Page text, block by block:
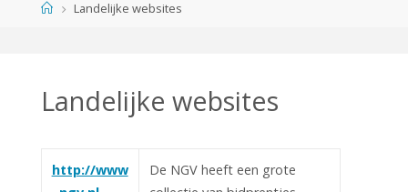
HomeLandelijke websites
Landelijke websites
http://www
De NGV heeft een grote